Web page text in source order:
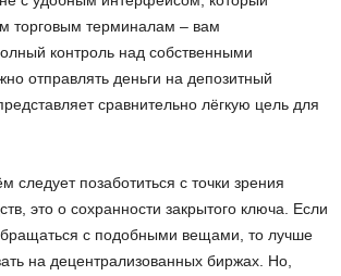
торговым терминалам – вам
контроль над собственными
отправлять деньги на депозитный
сравнительно лёгкую цель для
следует позаботиться с точки зрения
это о сохранности закрытого ключа. Если
с подобными вещами, то лучше
на децентрализованных биржах. Но,